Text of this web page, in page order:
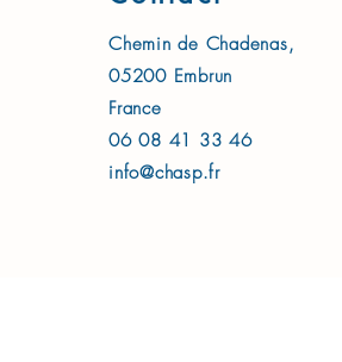
Chemin de Chadenas,
05200 Embrun
France
06 08 41 33 46
info@chasp.fr